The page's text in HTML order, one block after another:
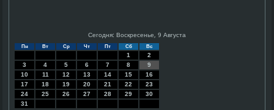
Сегодня: Воскресенье, 9 Августа
Пн Вт Ср Чт Пт Сб Вс
1
2
3
4 5 6 7 8
9
10
11 12 13 14 15
16
17
18 19 20 21 22
23
24
25 26 27 28 29
30
31